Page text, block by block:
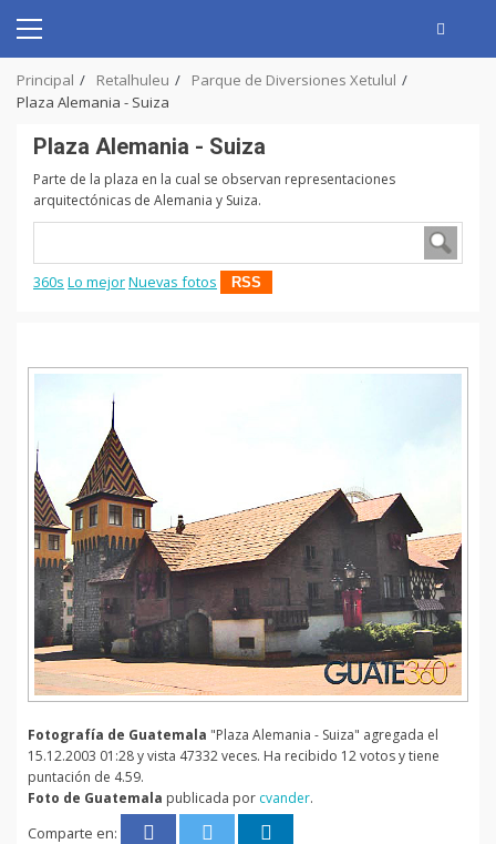
content
Primary
Principal Retalhuleu
Parque de Diversiones Xetulul
Plaza Alemania - Suiza
Plaza Alemania - Suiza
Parte de la plaza en la cual se observan representaciones
arquitectónicas de Alemania y Suiza.
360s Lo mejorNuevas fotos RSS
Fotografía de Guatemala "Plaza Alemania - Suiza" agregada el
15.12.2003 01:28 y vista 47332 veces. Ha recibido 12 votos y tiene
puntación de 4.59.
Foto de Guatemala publicada por cvander.
Comparte en: